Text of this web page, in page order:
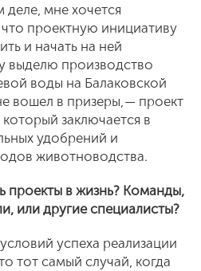
мне хочется
проектную инициативу
и начать на ней
выделю производство
воды на Балаковской
вошел в призеры, — проект
заключается в
удобрений и
животноводства.
проекты в жизнь? Команды,
или другие специалисты?
успеха реализации
тот самый случай, когда